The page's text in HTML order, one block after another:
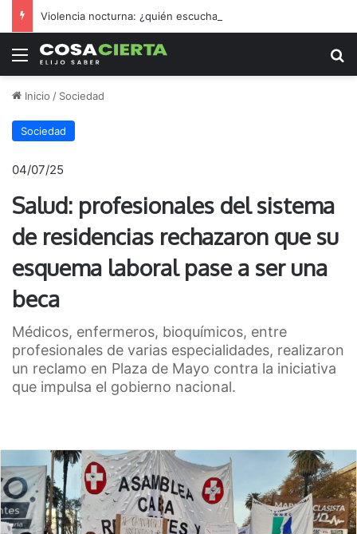
Menú
Inicio / Sociedad
Sociedad
04/07/25
Salud: profesionales del sistema
de residencias rechazaron que su
esquema laboral pase a ser una
beca
Médicos, enfermeros, bioquímicos, entre
profesionales de varias especialidades, realizaron
un reclamo en Plaza de Mayo contra la iniciativa
que impulsa el gobierno nacional.